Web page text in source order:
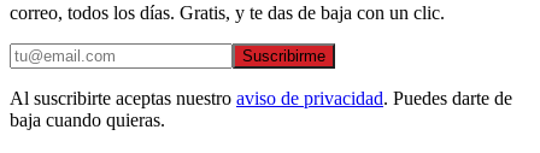
correo, todos los días. Gratis, y te das de baja con un clic.
Suscribirme
Al suscribirte aceptas nuestro aviso de privacidad. Puedes darte de
baja cuando quieras.